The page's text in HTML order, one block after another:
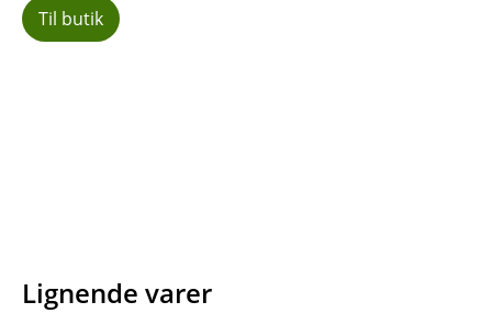
Til butik
Lignende varer